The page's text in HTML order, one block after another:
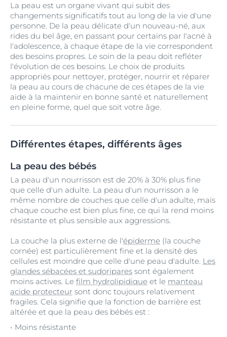
La peau est un organe vivant qui subit des
changements significatifs tout au long de la vie d'une
personne. De la peau délicate d'un nouveau-né, aux
rides du bel âge, en passant pour certains par l'acné à
l'adolescence, à chaque étape de la vie correspondent
des besoins propres. Le soin de la peau doit refléter
l'évolution de ces besoins. Le choix de produits
appropriés pour nettoyer, protéger, nourrir et réparer
la peau au cours de chacune de ces étapes de la vie
aide à la maintenir en bonne santé et naturellement
en pleine forme, quel que soit votre âge.
Différentes étapes, différents âges
La peau des bébés
La peau d'un nourrisson est de 20% à 30% plus fine
que celle d'un adulte. La peau d'un nourrisson a le
même nombre de couches que celle d'un adulte, mais
chaque couche est bien plus fine, ce qui la rend moins
résistante et plus sensible aux aggressions.
La couche la plus externe de l'épiderme (la couche
cornée) est particulièrement fine et la densité des
cellules est moindre que celle d'une peau d'adulte. Les
glandes sébacées et sudoripares sont également
moins actives. Le film hydrolipidique et le manteau
acide protecteur sont donc toujours relativement
fragiles. Cela signifie que la fonction de barrière est
altérée et que la peau des bébés est :
Moins résistante